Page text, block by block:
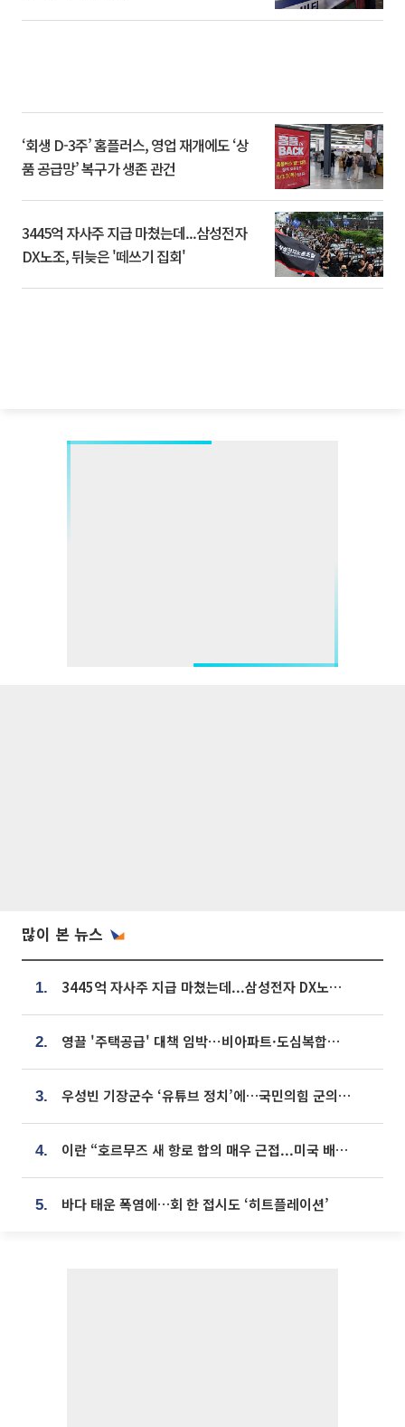
‘회생 D-3주’ 홈플러스, 영업 재개에도 ‘상
품 공급망’ 복구가 생존 관건
3445억 자사주 지급 마쳤는데...삼성전자
DX노조, 뒤늦은 '떼쓰기 집회'
많이 본 뉴스
1. 3445억 자사주 지급 마쳤는데...삼성전자 DX노조, 뒤늦은 '떼쓰기 집회'
2. 영끌 '주택공급' 대책 임박⋯비아파트·도심복합까지 총동원
3. 우성빈 기장군수 ‘유튜브 정치’에…국민의힘 군의원들 집단 반발
4. 이란 “호르무즈 새 항로 합의 매우 근접...미국 배상 먼저”
5. 바다 태운 폭염에…회 한 접시도 ‘히트플레이션’